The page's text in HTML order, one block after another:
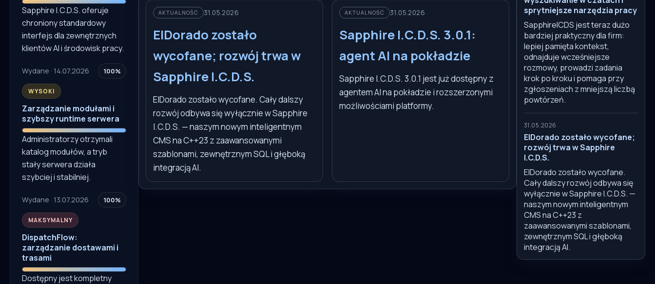
Sapphire I.C.D.S. oferuje
chroniony standardowy
interfejs dla zewnętrznych
klientów AI i środowisk pracy.
Wydane · 14.07.2026 100%
WYSOKI
Zarządzanie modułami i
szybszy runtime serwera
Administratorzy otrzymali
katalog modułów, a tryb
stały serwera działa
szybciej i stabilniej.
Wydane · 13.07.2026 100%
MAKSYMALNY
DispatchFlow:
zarządzanie dostawami i
trasami
Dostępny jest kompletny
AKTUALNOŚĆ 31.05.2026
ElDorado zostało
wycofane; rozwój trwa w
Sapphire I.C.D.S.
ElDorado zostało wycofane. Cały dalszy
rozwój odbywa się wyłącznie w Sapphire
I.C.D.S. — naszym nowym inteligentnym
CMS na C++23 z zaawansowanymi
szablonami, zewnętrznym SQL i głęboką
integracją AI.
AKTUALNOŚĆ 31.05.2026
Sapphire I.C.D.S. 3.0.1:
agent AI na pokładzie
Sapphire I.C.D.S. 3.0.1 jest już dostępny z
agentem AI na pokładzie i rozszerzonymi
możliwościami platformy.
sprytniejsze narzędzia pracy
SapphireICDS jest teraz dużo
bardziej praktyczny dla firm:
lepiej pamięta kontekst,
odnajduje wcześniejsze
rozmowy, prowadzi zadania
krok po kroku i pomaga przy
zgłoszeniach z mniejszą liczbą
powtórzeń.
31.05.2026
ElDorado zostało wycofane;
rozwój trwa w Sapphire
I.C.D.S.
ElDorado zostało wycofane.
Cały dalszy rozwój odbywa się
wyłącznie w Sapphire I.C.D.S. —
naszym nowym inteligentnym
CMS na C++23 z
zaawansowanymi szablonami,
zewnętrznym SQL i głęboką
integracją AI.